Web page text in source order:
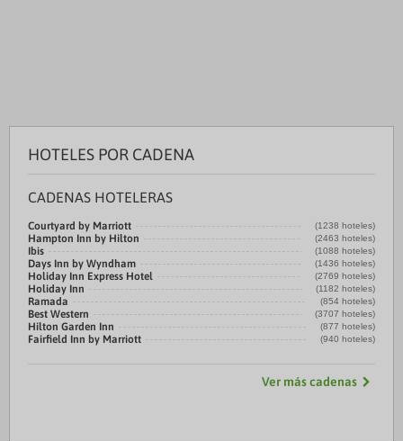
HOTELES POR CADENA
CADENAS HOTELERAS
Courtyard by Marriott (1238 hoteles)
Hampton Inn by Hilton (2463 hoteles)
Ibis (1088 hoteles)
Days Inn by Wyndham (1436 hoteles)
Holiday Inn Express Hotel (2769 hoteles)
Holiday Inn (1182 hoteles)
Ramada (854 hoteles)
Best Western (3707 hoteles)
Hilton Garden Inn (877 hoteles)
Fairfield Inn by Marriott (940 hoteles)
Ver más cadenas